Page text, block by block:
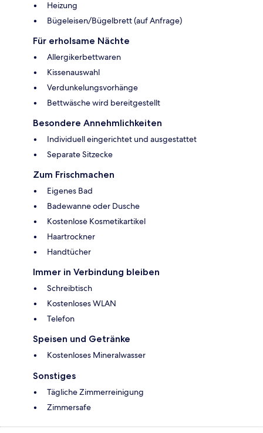
Heizung
Bügeleisen/Bügelbrett (auf Anfrage)
Für erholsame Nächte
Allergikerbettwaren
Kissenauswahl
Verdunkelungsvorhänge
Bettwäsche wird bereitgestellt
Besondere Annehmlichkeiten
Individuell eingerichtet und ausgestattet
Separate Sitzecke
Zum Frischmachen
Eigenes Bad
Badewanne oder Dusche
Kostenlose Kosmetikartikel
Haartrockner
Handtücher
Immer in Verbindung bleiben
Schreibtisch
Kostenloses WLAN
Telefon
Speisen und Getränke
Kostenloses Mineralwasser
Sonstiges
Tägliche Zimmerreinigung
Zimmersafe